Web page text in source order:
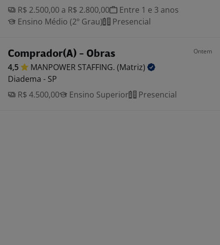
R$ 2.500,00 a R$ 2.800,00
Entre 1 e 3 anos
Ensino Médio (2º Grau)
Presencial
Comprador(A) - Obras Ontem
4,5 MANPOWER STAFFING. (Matriz)
Diadema - SP
R$ 4.500,00
Ensino Superior Presencial